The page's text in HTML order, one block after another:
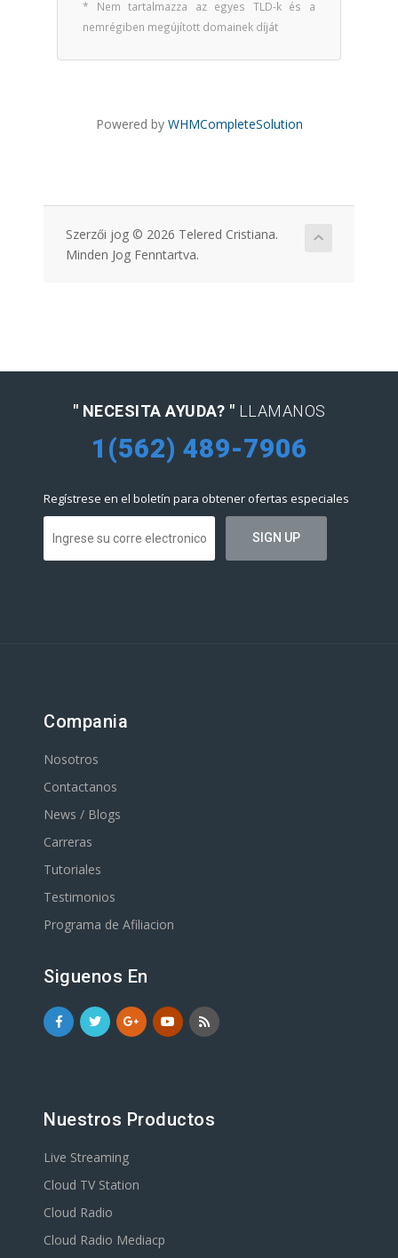
* Nem tartalmazza az egyes TLD-k és a
nemrégiben megújított domainek díját
Powered by WHMCompleteSolution
Szerzői jog © 2026 Telered Cristiana.
Minden Jog Fenntartva.
" NECESITA AYUDA? " LLAMANOS
1(562) 489-7906
Regístrese en el boletín para obtener ofertas especiales
Compania
Nosotros
Contactanos
News / Blogs
Carreras
Tutoriales
Testimonios
Programa de Afiliacion
Siguenos En
Nuestros Productos
Live Streaming
Cloud TV Station
Cloud Radio
Cloud Radio Mediacp